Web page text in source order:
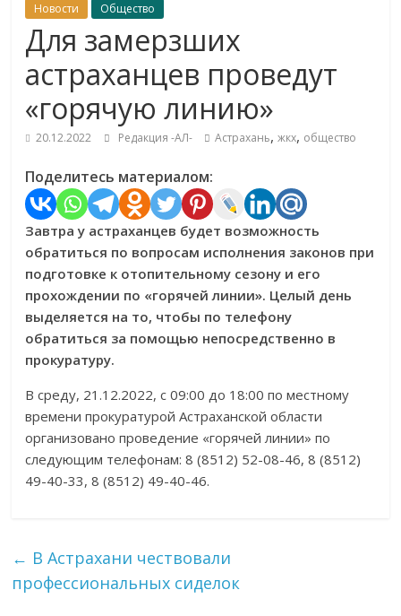
Новости Общество
Для замерзших
астраханцев проведут
«горячую линию»
20.12.2022 Редакция -АЛ- Астрахань,жкх, общество
Поделитесь материалом:
Завтра у астраханцев будет возможность
обратиться по вопросам исполнения законов при
подготовке к отопительному сезону и его
прохождении по «горячей линии». Целый день
выделяется на то, чтобы по телефону
обратиться за помощью непосредственно в
прокуратуру.
В среду, 21.12.2022, с 09:00 до 18:00 по местному
времени прокуратурой Астраханской области
организовано проведение «горячей линии» по
следующим телефонам: 8 (8512) 52-08-46, 8 (8512)
49-40-33, 8 (8512) 49-40-46.
← В Астрахани чествовали
профессиональных сиделок